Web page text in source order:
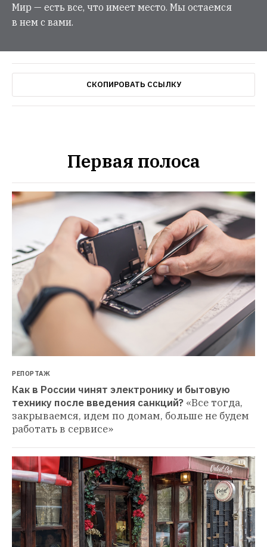
Мир — есть все, что имеет место. Мы остаемся
в нем с вами.
СКОПИРОВАТЬ ССЫЛКУ
Первая полоса
РЕПОРТАЖ
Как в России чинят электронику и бытовую
технику после введения санкций? «Все тогда,
закрываемся, идем по домам, больше не будем
работать в сервисе»